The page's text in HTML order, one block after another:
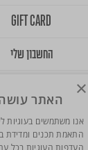
GIFT CARD
החשבון שלי
× האתר
אנו משתמשים בעוגיות
התאמת תכנים ומדידת
העדפות העוגיות בכל